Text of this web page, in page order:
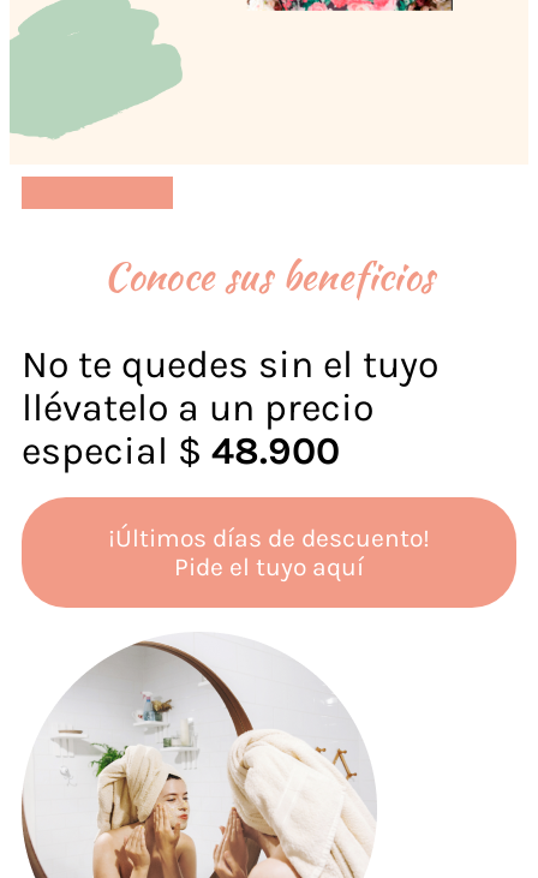
Conoce sus beneficios
No te quedes sin el tuyo
llévatelo a un precio
especial $ 48.900
¡Últimos días de descuento!
Pide el tuyo aquí